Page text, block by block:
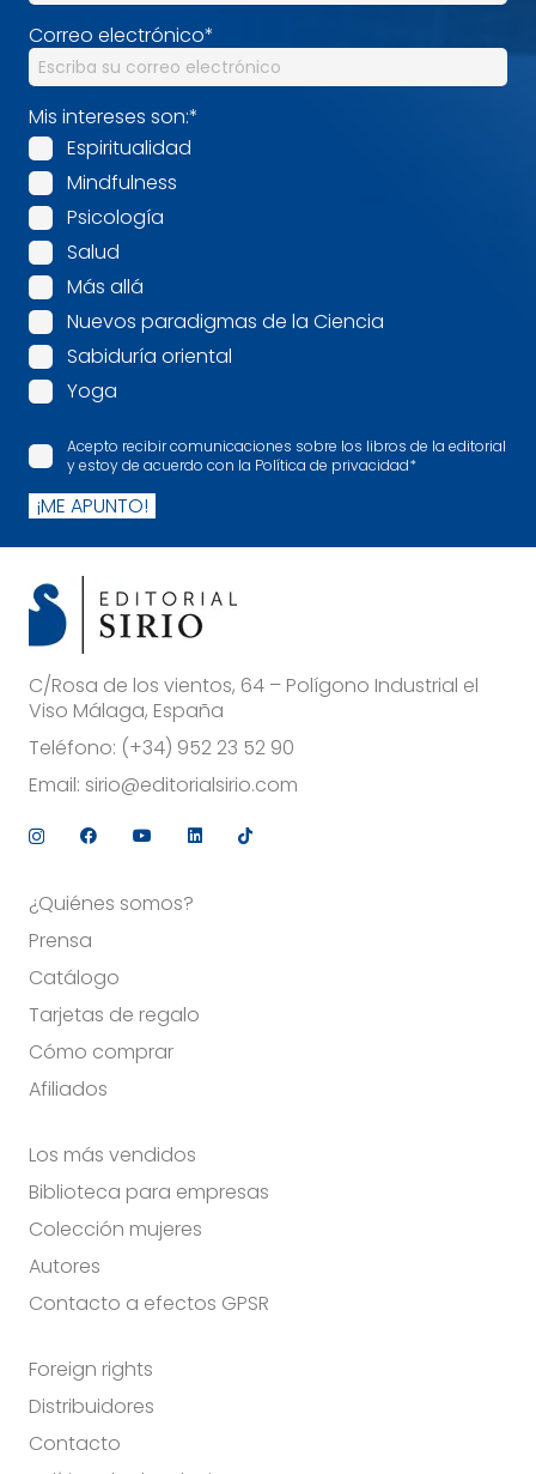
Correo electrónico*
Mis intereses son:*
Espiritualidad
Mindfulness
Psicología
Salud
Más allá
Nuevos paradigmas de la Ciencia
Sabiduría oriental
Yoga
Acepto recibir comunicaciones sobre los libros de la editorial
y estoy de acuerdo con la Política de privacidad*
¡ME APUNTO!
C/Rosa de los vientos, 64 – Polígono Industrial el
Viso Málaga, España
Teléfono: (+34) 952 23 52 90
Email: sirio@editorialsirio.com
¿Quiénes somos?
Prensa
Catálogo
Tarjetas de regalo
Cómo comprar
Afiliados
Los más vendidos
Biblioteca para empresas
Colección mujeres
Autores
Contacto a efectos GPSR
Foreign rights
Distribuidores
Contacto